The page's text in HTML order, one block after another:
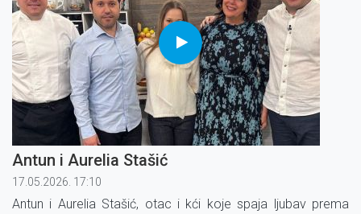
Antun i Aurelia Stašić
17.05.2026. 17:10
Antun i Aurelia Stašić, otac i kći koje spaja ljubav prema